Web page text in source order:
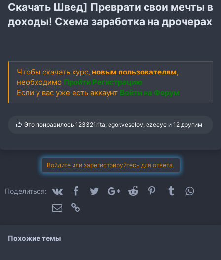
Скачать Швед] Преврати свои мечты в
доходы! Схема заработка на дрочерах
Чтобы скачать курс, новым пользователям,
необходимо Пройти Регистрацию
Если у вас уже есть аккаунт Войти на Форум
С
Это понравилось123321rita,egor.veselov,ezeeye и 12 другим
Войдите или зарегистрируйтесь для ответа.
Поделиться: VK FacebookTwitterGoogle+Reddit PinterestTumblr
Электронная почта
Похожие темы